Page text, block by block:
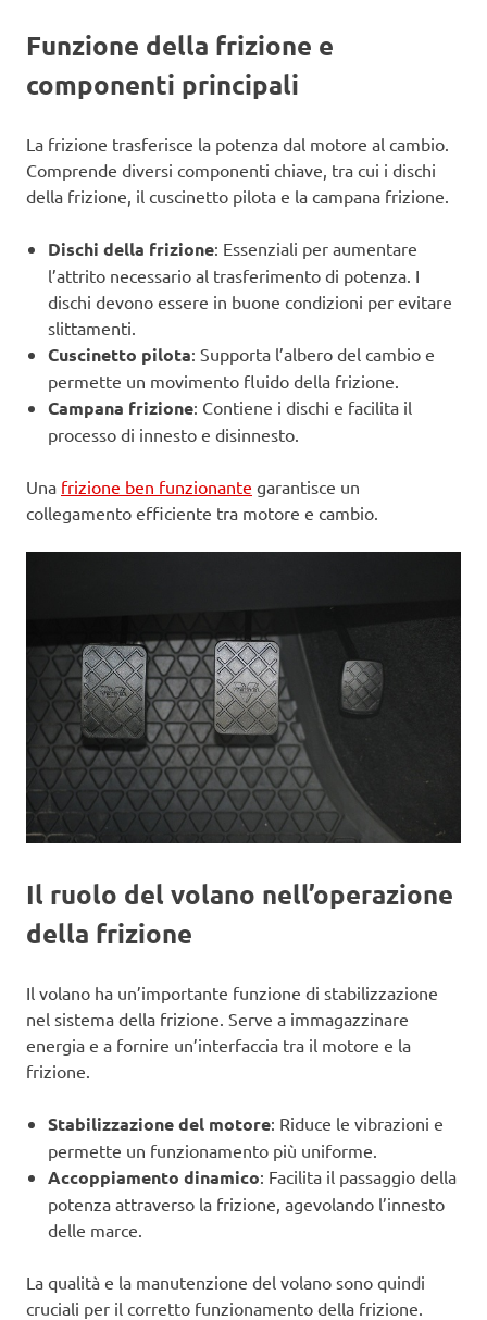
Funzione della frizione e
componenti principali
La frizione trasferisce la potenza dal motore al cambio.
Comprende diversi componenti chiave, tra cui i dischi
della frizione, il cuscinetto pilota e la campana frizione.
Dischi della frizione: Essenziali per aumentare
l’attrito necessario al trasferimento di potenza. I
dischi devono essere in buone condizioni per evitare
slittamenti.
Cuscinetto pilota: Supporta l’albero del cambio e
permette un movimento fluido della frizione.
Campana frizione: Contiene i dischi e facilita il
processo di innesto e disinnesto.
Una frizione ben funzionante garantisce un
collegamento efficiente tra motore e cambio.
Il ruolo del volano nell’operazione
della frizione
Il volano ha un’importante funzione di stabilizzazione
nel sistema della frizione. Serve a immagazzinare
energia e a fornire un’interfaccia tra il motore e la
frizione.
Stabilizzazione del motore: Riduce le vibrazioni e
permette un funzionamento più uniforme.
Accoppiamento dinamico: Facilita il passaggio della
potenza attraverso la frizione, agevolando l’innesto
delle marce.
La qualità e la manutenzione del volano sono quindi
cruciali per il corretto funzionamento della frizione.